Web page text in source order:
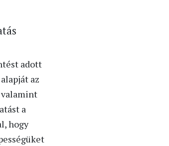
adott
az
valamint
a
hogy